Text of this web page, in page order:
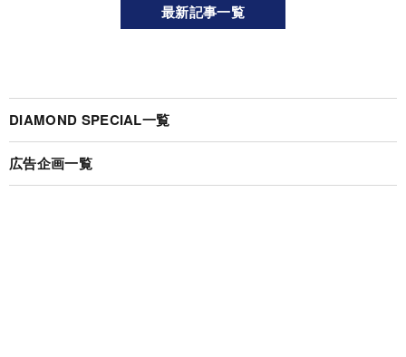
最新記事一覧
DIAMOND SPECIAL一覧
広告企画一覧